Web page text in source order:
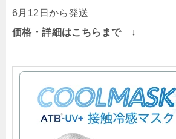
6月12日から発送
価格・詳細はこちらまで ↓